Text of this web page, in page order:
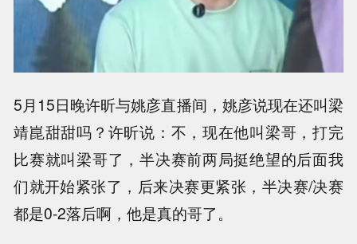
5月15日晚许昕与姚彦直播间，姚彦说现在还叫梁
靖崑甜甜吗？许昕说：不，现在他叫梁哥，打完
比赛就叫梁哥了，半决赛前两局挺绝望的后面我
们就开始紧张了，后来决赛更紧张，半决赛/决赛
都是0-2落后啊，他是真的哥了。